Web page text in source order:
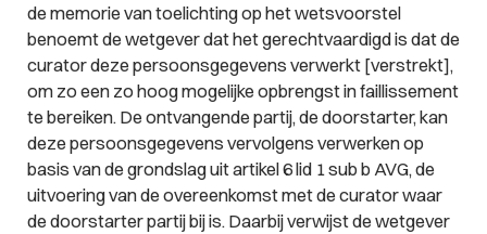
de memorie van toelichting op het wetsvoorstel
benoemt de wetgever dat het gerechtvaardigd is dat de
curator deze persoonsgegevens verwerkt [verstrekt],
om zo een zo hoog mogelijke opbrengst in faillissement
te bereiken. De ontvangende partij, de doorstarter, kan
deze persoonsgegevens vervolgens verwerken op
basis van de grondslag uit artikel 6 lid 1 sub b AVG, de
uitvoering van de overeenkomst met de curator waar
de doorstarter partij bij is. Daarbij verwijst de wetgever